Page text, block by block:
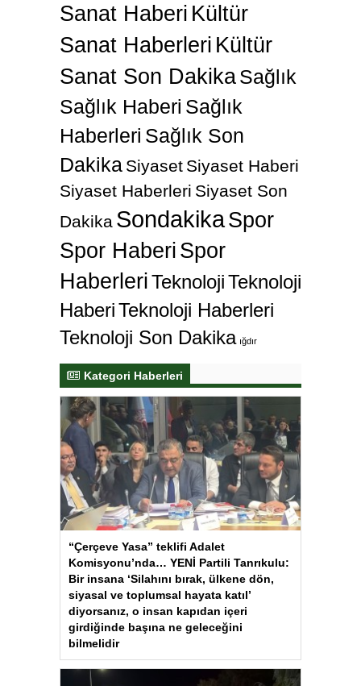
Sanat Haberi Kültür
Sanat Haberleri Kültür
Sanat Son DakikaSağlık
Sağlık Haberi Sağlık
Haberleri Sağlık Son
Dakika Siyaset Siyaset Haberi
Siyaset Haberleri Siyaset Son
Dakika SondakikaSpor
Spor Haberi Spor
HaberleriTeknolojiTeknoloji
HaberiTeknoloji Haberleri
Teknoloji Son Dakika ığdır
Kategori Haberleri
“Çerçeve Yasa” teklifi Adalet
Komisyonu’nda… YENİ Partili Tanrıkulu:
Bir insana ‘Silahını bırak, ülkene dön,
siyasal ve toplumsal hayata katıl’
diyorsanız, o insan kapıdan içeri
girdiğinde başına ne geleceğini
bilmelidir